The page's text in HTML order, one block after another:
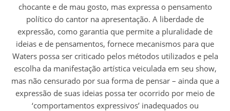
chocante e de mau gosto, mas expressa o pensamento
político do cantor na apresentação. A liberdade de
expressão, como garantia que permite a pluralidade de
ideias e de pensamentos, fornece mecanismos para que
Waters possa ser criticado pelos métodos utilizados e pela
escolha da manifestação artística veiculada em seu show,
mas não censurado por sua forma de pensar – ainda que a
expressão de suas ideias possa ter ocorrido por meio de
‘comportamentos expressivos’ inadequados ou